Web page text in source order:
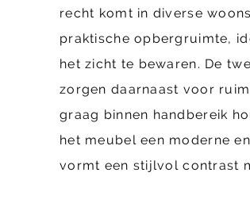
recht komt in diverse
praktische opbergruimte,
het zicht te bewaren. De
zorgen daarnaast voor
graag binnen handbereik
het meubel een moderne
vormt een stijlvol contrast